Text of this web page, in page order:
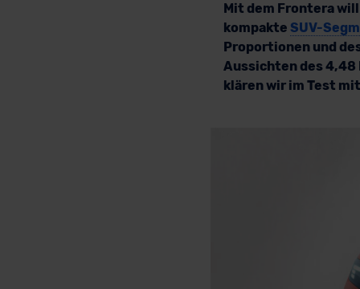
Mit dem Frontera
kompakte SUV-
Proportionen und
Aussichten des 4,48
klären wir im Test